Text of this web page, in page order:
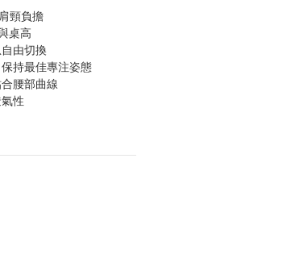
頸負擔
桌高
由切換
持最佳專注姿態
腰部曲線
性